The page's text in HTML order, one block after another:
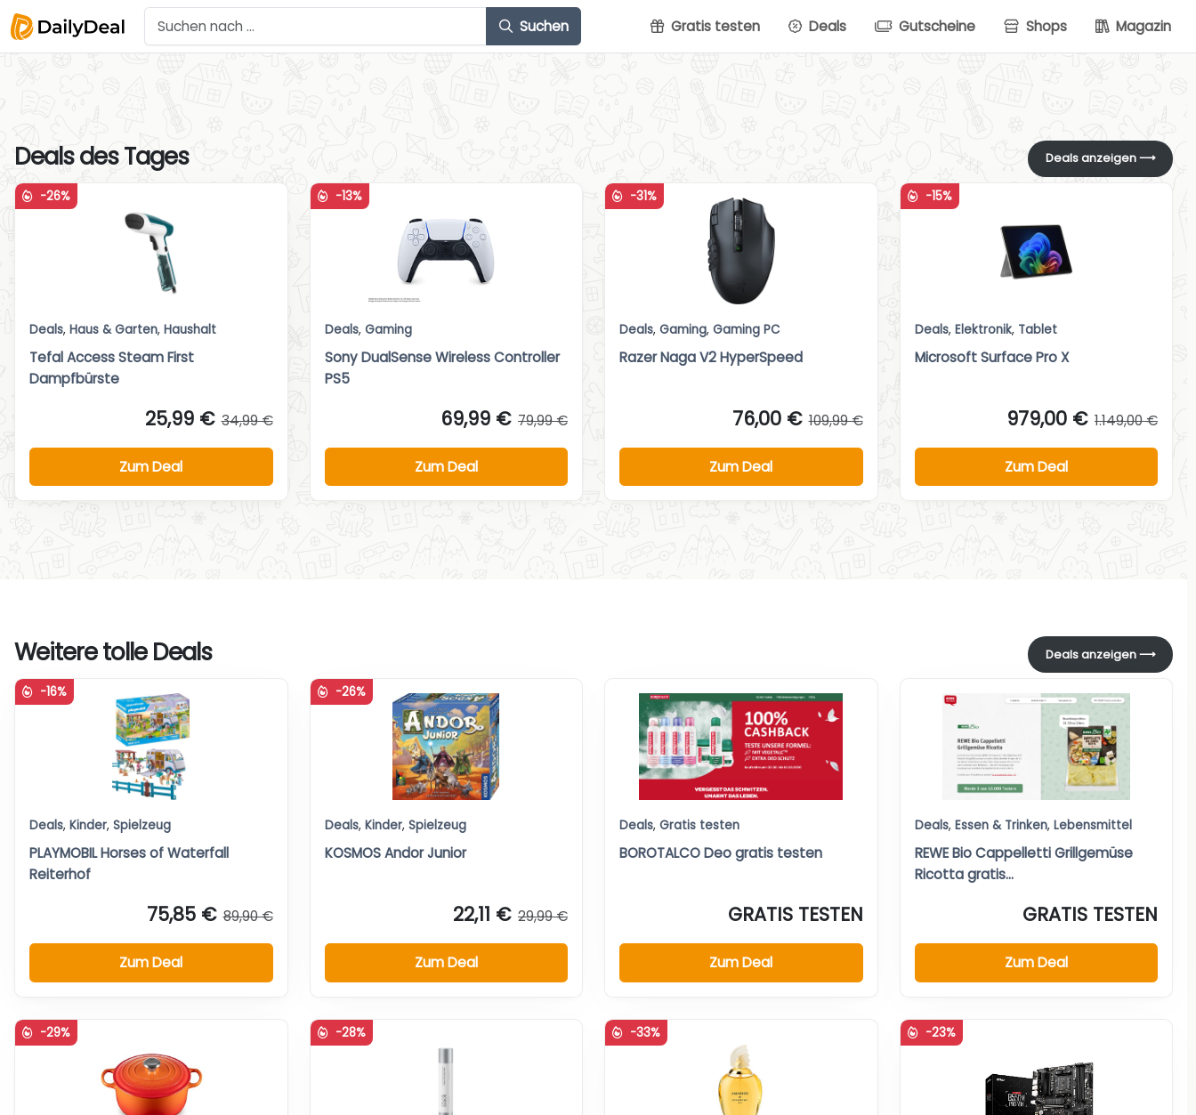
Suchen Gratis testen Deals Gutscheine Shops Magazin
Deals des Tages Deals anzeigen ⟶
-26%
Deals, Haus & Garten, Haushalt
Tefal Access Steam First
Dampfbürste
25,99 € 34,99 €
Zum Deal
-13%
Deals, Gaming
Sony DualSense Wireless Controller
PS5
69,99 € 79,99 €
Zum Deal
-31%
Deals, Gaming, Gaming PC
Razer Naga V2 HyperSpeed
76,00 € 109,99 €
Zum Deal
-15%
Deals, Elektronik, Tablet
Microsoft Surface Pro X
979,00 € 1.149,00 €
Zum Deal
Weitere tolle Deals Deals anzeigen ⟶
-16%
Deals, Kinder, Spielzeug
PLAYMOBIL Horses of Waterfall
Reiterhof
75,85 € 89,90 €
Zum Deal
-26%
Deals, Kinder, Spielzeug
KOSMOS Andor Junior
22,11 € 29,99 €
Zum Deal
Deals, Gratis testen
BOROTALCO Deo gratis testen
GRATIS TESTEN
Zum Deal
Deals, Essen & Trinken, Lebensmittel
REWE Bio Cappelletti Grillgemüse
Ricotta gratis…
GRATIS TESTEN
Zum Deal
-29% -28% -33% -23%